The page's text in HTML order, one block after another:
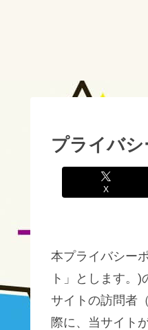
プライバ
X
本プライバシー
ト」とします。
サイトの訪問者
際に、当サイト